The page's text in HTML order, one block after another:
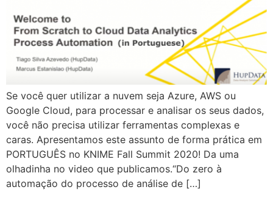
Se você quer utilizar a nuvem seja Azure, AWS ou
Google Cloud, para processar e analisar os seus dados,
você não precisa utilizar ferramentas complexas e
caras. Apresentamos este assunto de forma prática em
PORTUGUÊS no KNIME Fall Summit 2020! Da uma
olhadinha no video que publicamos.“Do zero à
automação do processo de análise de […]